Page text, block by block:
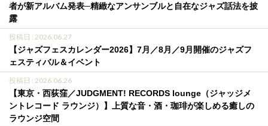
者が新アルバム発表─精緻なアンサンブルと自在なジャズ話法を披
露
投稿日 : 2026.06.27
【ジャズフェスカレンダー2026】7月／8月／9月開催のジャズフ
ェスティバル＆イベント
投稿日 : 2026.06.26
【東京・西荻窪／JUDGMENT! RECORDS lounge（ジャッジメ
ントレコード ラウンジ）】上質な音・酒・珈琲が楽しめる癒しの
ラウンジ空間